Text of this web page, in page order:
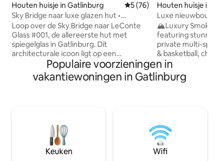
Houten huisje in Gatlinburg Gemiddelde beoordeling
5 (76)
Sky Bridge naar luxe glazen hut •
LeConte View
Loop over de Sky Bridge naar LeConte
Glass #001, de allereerste hut met
spiegelglas in Gatlinburg. Dit
architecturale icoon ligt op een
privéheuvelrug van 2 hectare en
combineert rauwe natuur met verfijnde
luxe. Geniet van het epische uitzicht op
verlichte kwartsietoppervlakken, op
maat gemaakt wit eiken vakmanschap
en volledige afzondering in het bos, is dit
waar design en legende de Smokies
Houten huisje in
Luxe nieuwbouw
uitzicht op de
🏔️Luxury Smoky
featuring
private multi-
& basketball,
cozy fire pit w/
spacious decks.
enjoying the
memories. This
blends upscale
adventure
Populaire voorzieningen in
vakantiewoningen in Gatlinburg
Keuken Wifi